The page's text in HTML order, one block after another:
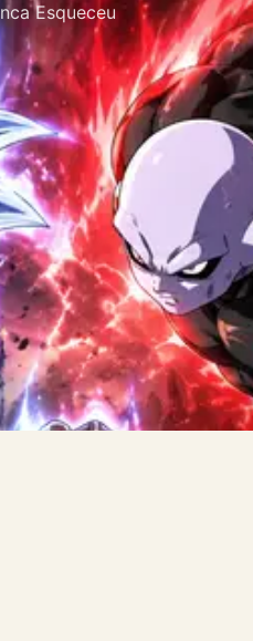
Esqueceu